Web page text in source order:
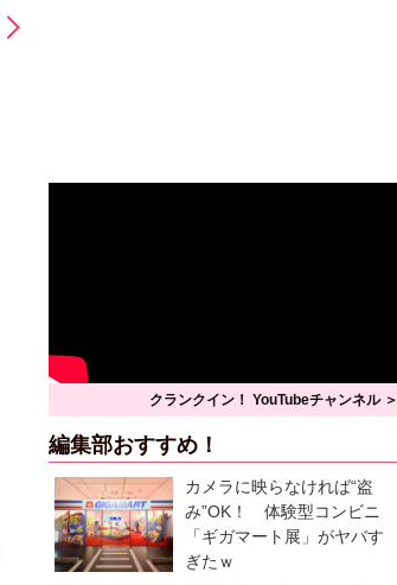
クランクイン！ YouTubeチャンネル ＞
編集部おすすめ！
カメラに映らなければ“盗
み”OK！ 体験型コンビニ
「ギガマート展」がヤバす
ぎたｗ